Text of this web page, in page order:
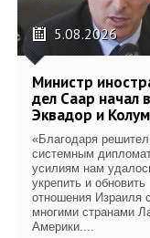
5.08.2026
Министр
дел Саар начал
Эквадор и
«Благодаря
системным
усилиям нам
укрепить и обновить
отношения Израиля
многими странами
Америки....